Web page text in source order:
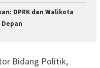
DPRK dan Walikota
Bidang Politik,